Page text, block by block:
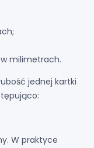
milimetrach.
jednej kartki
W praktyce